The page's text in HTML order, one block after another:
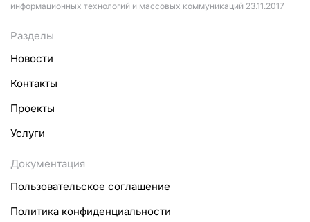
информационных технологий и массовых коммуникаций 23.11.2017
Разделы
Новости
Контакты
Проекты
Услуги
Документация
Пользовательское соглашение
Политика конфиденциальности